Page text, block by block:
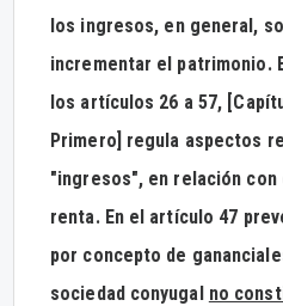
los ingresos, en general,
incrementar el patrimonio.
los artículos 26 a 57,
Primero] regula aspectos
"ingresos", en relación
renta. En el artículo 47
por concepto de
sociedad conyugal no